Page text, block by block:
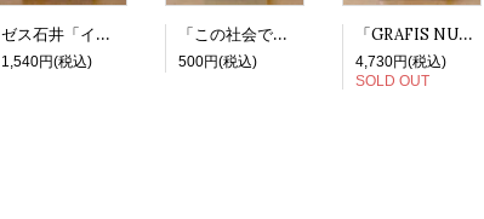
ゼス石井「インドネシア ジャワ島の神秘世界」
1,540円(税込)
「この社会で生きるために隠れているあなたに －地方でこっそりフェミニストやってます」
500円(税込)
「GRAFIS NUSANTARA」Vol.4: Koleksi Stiker
4,730円(税込)
SOLD OUT